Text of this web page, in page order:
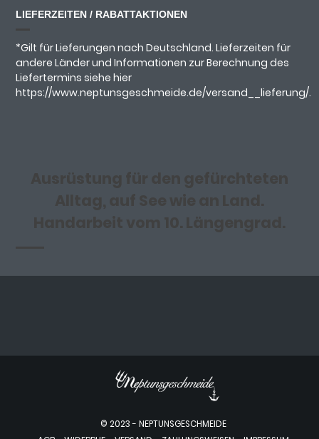
LIEFERZEITEN / RABATTAKTIONEN
*Gilt für Lieferungen nach Deutschland. Lieferzeiten für
andere Länder und Informationen zur Berechnung des
Liefertermins siehe hier
https://www.neptunsgeschmeide.de/versand__lieferung/.
Ausrüstung für den gefürchteten
Alltag, auf See wie an Land.
Handarbeit vom 10. Längengrad.
© 2023 - NEPTUNSGESCHMEIDE